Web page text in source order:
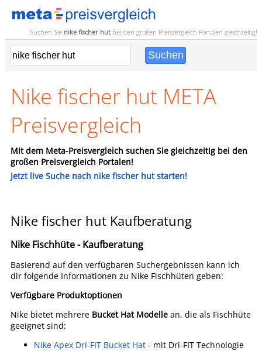
Suchen Sie nike fischer hut bei den großen Preisvergleich Portalen gleichzeitig!
Nike fischer hut META
Preisvergleich
Mit dem Meta-Preisvergleich suchen Sie gleichzeitig bei den
großen Preisvergleich Portalen!
Jetzt live Suche nach nike fischer hut starten!
Nike fischer hut Kaufberatung
Nike Fischhüte - Kaufberatung
Basierend auf den verfügbaren Suchergebnissen kann ich
dir folgende Informationen zu Nike Fischhüten geben:
Verfügbare Produktoptionen
Nike bietet mehrere Bucket Hat Modelle an, die als Fischhüte
geeignet sind:
Nike Apex Dri-FIT Bucket Hat - mit Dri-FIT Technologie